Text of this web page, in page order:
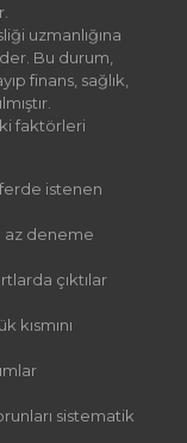
uzmanlığına
Bu durum,
finans, sağlık,
faktörleri
istenen
az deneme
çıktılar
kısmını
sistematik